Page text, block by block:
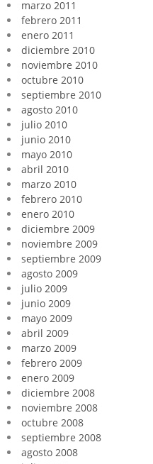
marzo 2011
febrero 2011
enero 2011
diciembre 2010
noviembre 2010
octubre 2010
septiembre 2010
agosto 2010
julio 2010
junio 2010
mayo 2010
abril 2010
marzo 2010
febrero 2010
enero 2010
diciembre 2009
noviembre 2009
septiembre 2009
agosto 2009
julio 2009
junio 2009
mayo 2009
abril 2009
marzo 2009
febrero 2009
enero 2009
diciembre 2008
noviembre 2008
octubre 2008
septiembre 2008
agosto 2008